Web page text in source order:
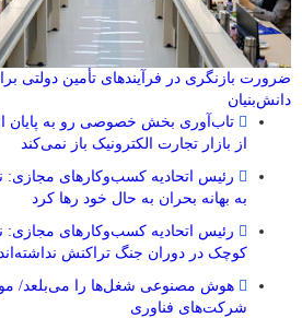
ضرورت بازنگری در فرآیندهای تأمین
دانش‌بنیان
تاب‌آوری بخش خصوصی رو به پایان
از بازار تجارت الکترونیک باز نمی‌کند
رئیس اتحادیه کسب‌وکارهای مجازی:
به بهانه بحران به حال خود رها کرد
رئیس اتحادیه کسب‌وکارهای مجازی:
کوچک در دوران جنگ‌ تراکنش
هوش مصنوعی شغل‌ها را می‌بلعد/ موج
شرکت‌های فناوری